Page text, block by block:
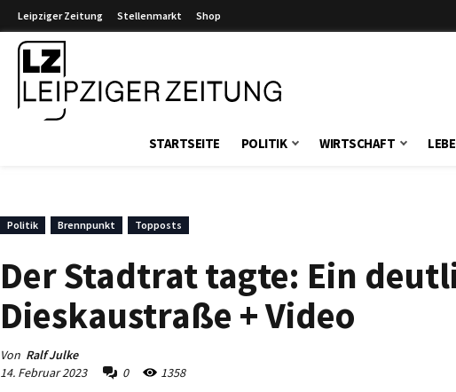
Leipziger Zeitung Stellenmarkt Shop
STARTSEITE POLITIK WIRTSCHAFT
Politik Brennpunkt Topposts
Der Stadtrat tagte: Ein
Dieskaustraße + Video
Von Ralf Julke
14. Februar 2023
0 1358